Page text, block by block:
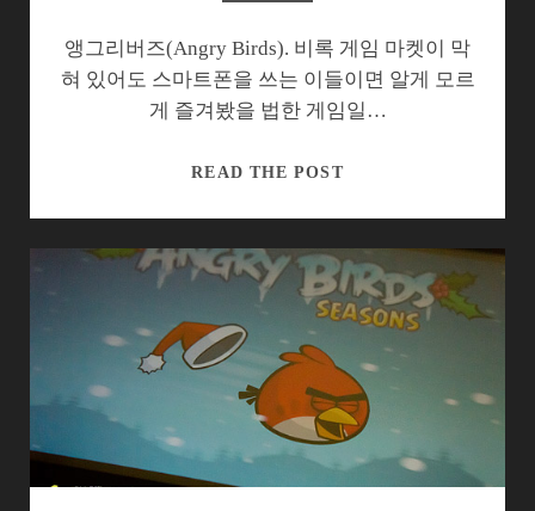
앵그리버즈(Angry Birds). 비록 게임 마켓이 막
혀 있어도 스마트폰을 쓰는 이들이면 알게 모르
게 즐겨봤을 법한 게임일…
READ THE POST앵
버
즈,
끝
어
딜
까?